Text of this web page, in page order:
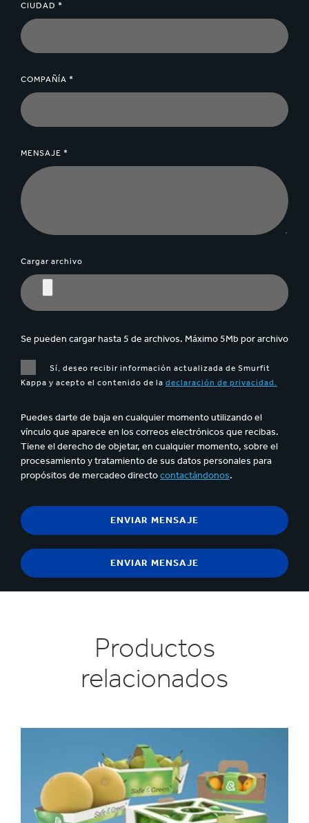
CIUDAD *
COMPAÑÍA *
MENSAJE *
Cargar archivo
Se pueden cargar hasta 5 de archivos. Máximo 5Mb por archivo
Sí, deseo recibir información actualizada de Smurfit
Kappa y acepto el contenido de la declaración de privacidad.
Puedes darte de baja en cualquier momento utilizando el
vínculo que aparece en los correos electrónicos que recibas.
Tiene el derecho de objetar, en cualquier momento, sobre el
procesamiento y tratamiento de sus datos personales para
propósitos de mercadeo directocontactándonos.
Productos
relacionados